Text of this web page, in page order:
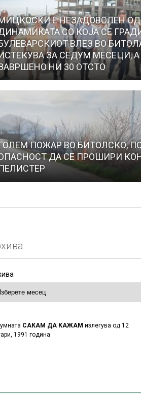
Е НЕЗАДОВОЛЕН ОД
СО КОЈА СЕ
ВЛЕЗ ВО
ЗА СЕДУМ МЕСЕЦИ, А
НИ 30 ОТСТО
ПОЖАР ВО БИТОЛСКО,
ДА СЕ ПРОШИРИ
САКАМ ДА КАЖАМ излегува од 12
1991 година